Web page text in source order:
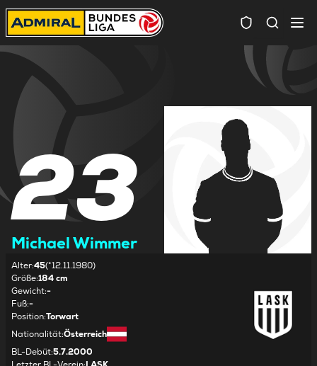
23
Michael Wimmer
Alter:45(*12.11.1980)
Größe:184 cm
Gewicht:-
Fuß:-
Position:Torwart
Nationalität:Österreich
BL-Debüt:5.7.2000